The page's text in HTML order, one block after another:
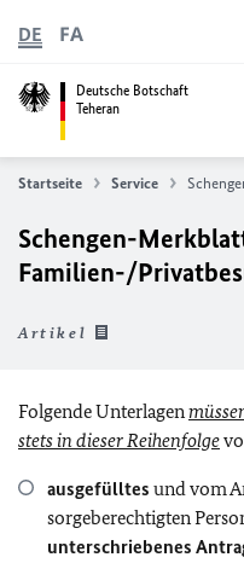
Deutsche Botschaft
Teheran
DE FA
Startseite Service
Schengen-
Familien-/
Artikel
Folgende Unterlagen
stets in dieser Reihenfolge
ausgefülltes und vom
sorgeberechtigten
unterschriebenes